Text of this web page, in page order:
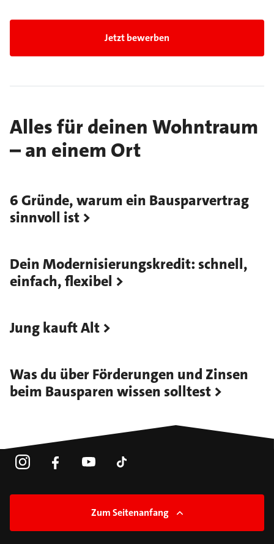
Jetzt bewerben
Alles für deinen Wohntraum
– an einem Ort
6 Gründe, warum ein Bausparvertrag
sinnvoll ist
Dein Modernisierungskredit: schnell,
einfach, flexibel
Jung kauft Alt
Was du über Förderungen und Zinsen
beim Bausparen wissen solltest
Zum Seitenanfang